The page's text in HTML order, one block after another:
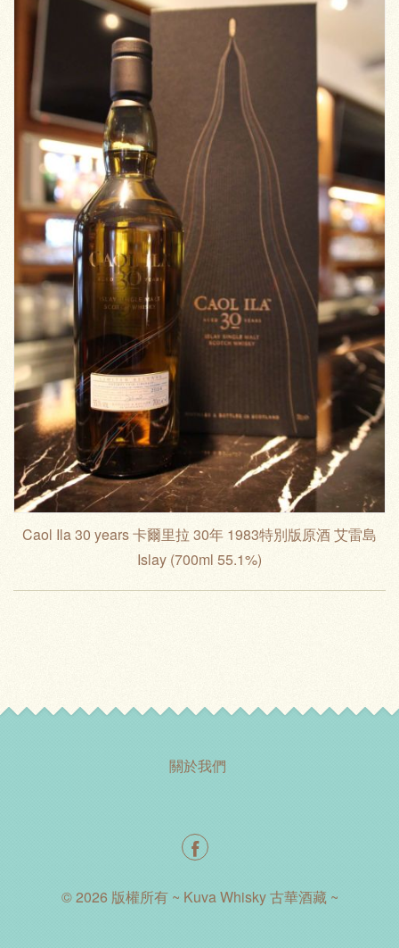
Caol Ila 30 years 卡爾里拉 30年 1983特別版原酒 艾雷島
Islay (700ml 55.1%)
關於我們
© 2026 版權所有 ~ Kuva Whisky 古華酒藏 ~